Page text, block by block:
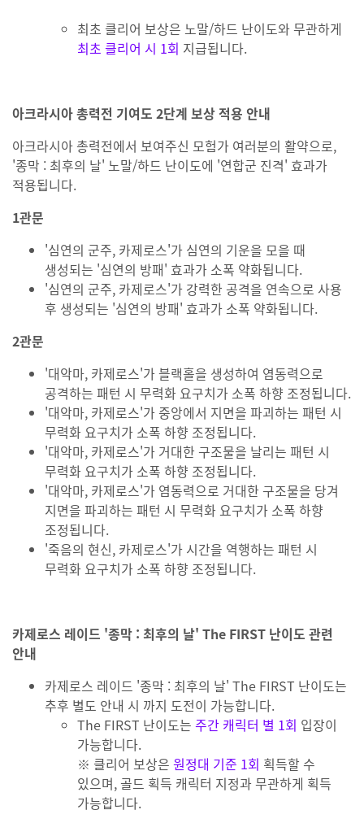
최초 클리어 보상은 노말/하드 난이도와 무관하게
최초 클리어 시 1회 지급됩니다.
아크라시아 총력전 기여도 2단계 보상 적용 안내
아크라시아 총력전에서 보여주신 모험가 여러분의 활약으로,
'종막 : 최후의 날' 노말/하드 난이도에 '연합군 진격' 효과가
적용됩니다.
1관문
'심연의 군주, 카제로스'가 심연의 기운을 모을 때
생성되는 '심연의 방패' 효과가 소폭 약화됩니다.
'심연의 군주, 카제로스'가 강력한 공격을 연속으로 사용
후 생성되는 '심연의 방패' 효과가 소폭 약화됩니다.
2관문
'대악마, 카제로스'가 블랙홀을 생성하여 염동력으로
공격하는 패턴 시 무력화 요구치가 소폭 하향 조정됩니다.
'대악마, 카제로스'가 중앙에서 지면을 파괴하는 패턴 시
무력화 요구치가 소폭 하향 조정됩니다.
'대악마, 카제로스'가 거대한 구조물을 날리는 패턴 시
무력화 요구치가 소폭 하향 조정됩니다.
'대악마, 카제로스'가 염동력으로 거대한 구조물을 당겨
지면을 파괴하는 패턴 시 무력화 요구치가 소폭 하향
조정됩니다.
'죽음의 현신, 카제로스'가 시간을 역행하는 패턴 시
무력화 요구치가 소폭 하향 조정됩니다.
카제로스 레이드 '종막 : 최후의 날' The FIRST 난이도 관련
안내
카제로스 레이드 '종막 : 최후의 날' The FIRST 난이도는
추후 별도 안내 시 까지 도전이 가능합니다.
The FIRST 난이도는 주간 캐릭터 별 1회 입장이
가능합니다.
※ 클리어 보상은 원정대 기준 1회 획득할 수
있으며, 골드 획득 캐릭터 지정과 무관하게 획득
가능합니다.